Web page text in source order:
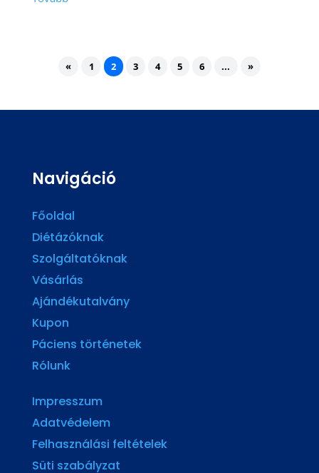
« 1 2 3 4 5 6 ... »
Navigáció
Főoldal
Diétázóknak
Szolgáltatóknak
Vásárlás
Ajándékutalvány
Kupon
Páciens történetek
Rólunk
Impresszum
Adatvédelem
Felhasználási feltételek
Süti szabályzat